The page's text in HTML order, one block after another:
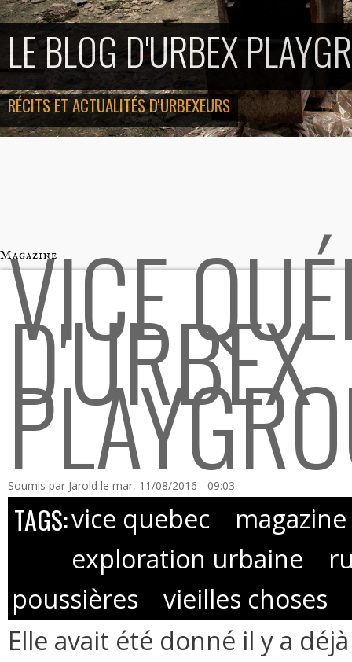
LE BLOG D'URBEX
RÉCITS ET ACTUALITÉS D'URBEXEURS
Magazine
VICE
D'URBEX
Soumis par Jarold le mar, 11/08/2016 - 09:03
TAGS:vice quebec
magazine
exploration urbaine
poussières
vieilles choses
Elle avait été donné il y a